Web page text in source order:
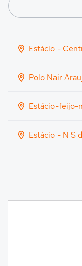
Estácio -
Polo Nair
Estácio-feijo-
Estácio - N S